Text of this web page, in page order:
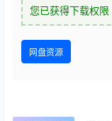
您已获得下载权限
网盘资源